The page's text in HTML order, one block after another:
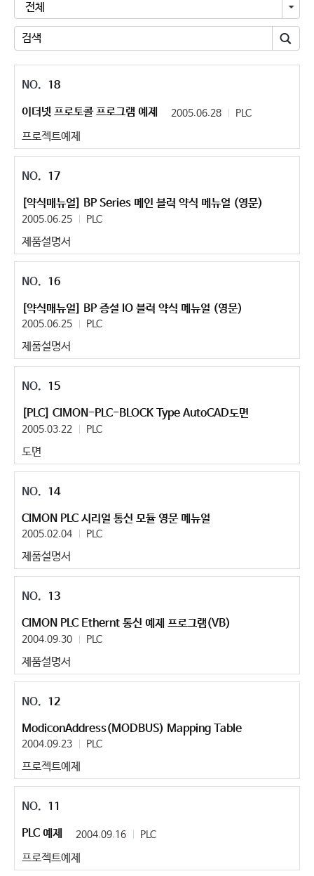
전체
18
이더넷 프로토콜 프로그램 예제
2005.06.28 PLC
프로젝트예제
17
[약식매뉴얼] BP Series 메인 블럭 약식 메뉴얼 (영문)
2005.06.25 PLC
제품설명서
16
[약식매뉴얼] BP 증설 IO 블럭 약식 메뉴얼 (영문)
2005.06.25 PLC
제품설명서
15
[PLC] CIMON-PLC-BLOCK Type AutoCAD도면
2005.03.22 PLC
도면
14
CIMON PLC 시리얼 통신 모듈 영문 메뉴얼
2005.02.04 PLC
제품설명서
13
CIMON PLC Ethernt 통신 예제 프로그램(VB)
2004.09.30 PLC
제품설명서
12
ModiconAddress(MODBUS) Mapping Table
2004.09.23 PLC
프로젝트예제
11
PLC 예제
2004.09.16 PLC
프로젝트예제